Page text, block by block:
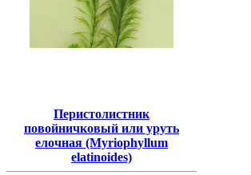
Перистолистник
повойничковый или уруть
елочная (Myriophyllum
elatinoides)